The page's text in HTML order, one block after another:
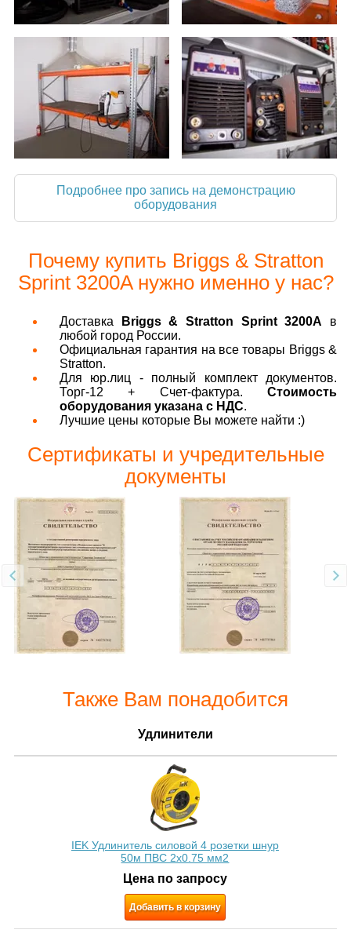
Подробнее про запись на демонстрацию
оборудования
Почему купить Briggs & Stratton
Sprint 3200A нужно именно у нас?
Доставка Briggs & Stratton Sprint 3200A в
любой город России.
Официальная гарантия на все товары Briggs &
Stratton.
Для юр.лиц - полный комплект документов.
Торг-12 + Счет-фактура. Стоимость
оборудования указана с НДС.
Лучшие цены которые Вы можете найти :)
Сертификаты и учредительные
документы
Также Вам понадобится
Удлинители
IEK Удлинитель силовой 4 розетки шнур
50м ПВС 2х0.75 мм2
Цена по запросу
Добавить в корзину